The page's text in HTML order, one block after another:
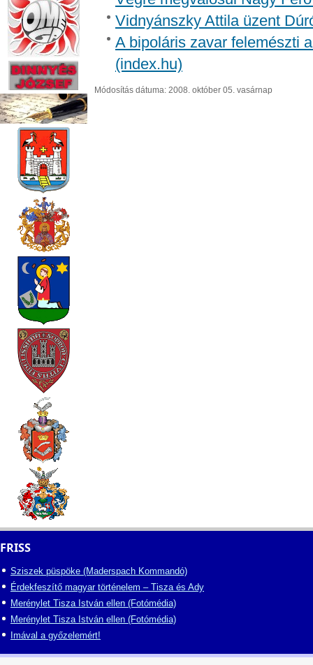
Vidnyánszky Attila üzent
A bipoláris zavar felemészti
(index.hu)
Módosítás dátuma: 2008. október 05. vasárnap
FRISS
Sziszek püspöke (Maderspach Kommandó)
Érdekfeszítő magyar történelem – Tisza és Ady
Merénylet Tisza István ellen (Fotómédia)
Merénylet Tisza István ellen (Fotómédia)
Imával a győzelemért!